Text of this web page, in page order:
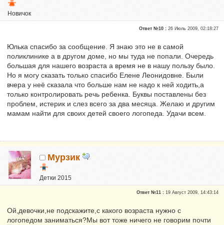
Новичок
Ответ №10 :26 Июль 2009, 02:18:27
Юлька спасибо за сообщение. Я знаю это не в самой
поликлинике а в другом доме, но мы туда не попали. Очередь
большая для нашего возраста а время не в нашу пользу было.
Но я могу сказать только спасибо Елене Леонидовне. Были
вчера у неё сказала что больше нам не надо к ней ходить,а
только контролировать речь ребенка. Буквы поставлены без
проблем, истерик и слез всего за два месяца. Желаю и другим
мамам найти для своих детей своего логопеда. Удачи всем.
Мурзик
Детки 2015
Почетные участники
Ответ №11 :19 Август 2009, 14:43:14
Ой,девочки,не подскажите,с какого возраста нужно с
логопедом заниматься?Мы вот тоже ничего не говорим почти